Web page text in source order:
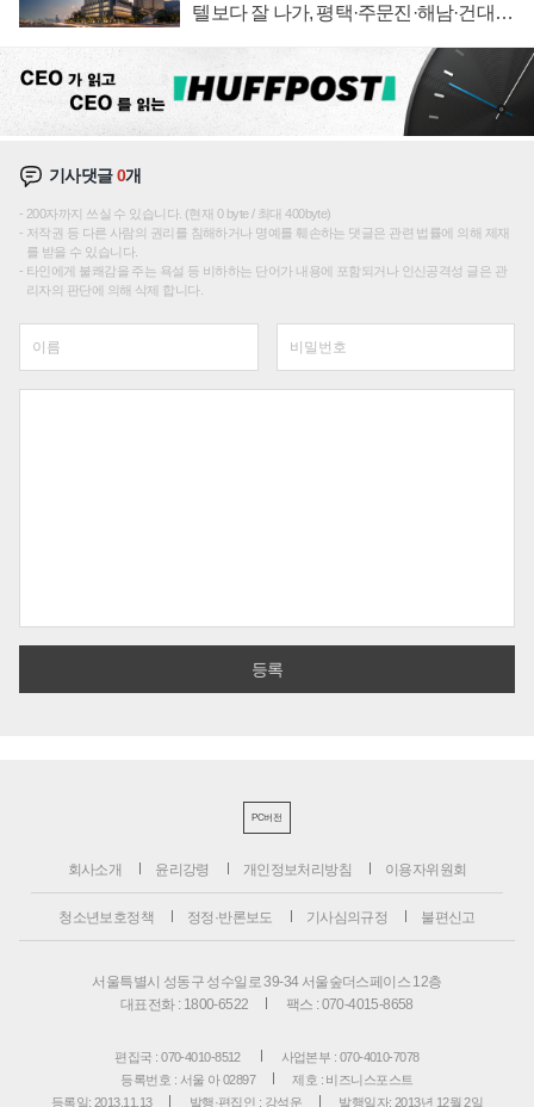
텔보다 잘 나가, 평택·주문진·해남·건대로
기사댓글0개
200자까지 쓰실 수 있습니다. (현재 0 byte / 최대 400byte)
저작권 등 다른 사람의 권리를 침해하거나 명예를 훼손하는 댓글은 관련 법률에 의해 제재
를 받을 수 있습니다.
타인에게 불쾌감을 주는 욕설 등 비하하는 단어가 내용에 포함되거나 인신공격성 글은 관
리자의 판단에 의해 삭제 합니다.
PC버전
회사소개 윤리강령 개인정보처리방침 이용자위원회
청소년보호정책 정정·반론보도 기사심의규정 불편신고
서울특별시 성동구 성수일로 39-34 서울숲더스페이스 12층
대표전화 : 1800-6522
팩스 : 070-4015-8658
편집국 : 070-4010-8512
사업본부 : 070-4010-7078
등록번호 : 서울 아 02897
제호 : 비즈니스포스트
등록일: 2013.11.13
발행·편집인 : 강석운 발행일자: 2013년 12월 2일